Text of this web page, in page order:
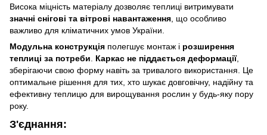
Висока міцність матеріалу дозволяє теплиці витримувати
значні снігові та вітрові навантаження , що особливо
важливо для кліматичних умов України.
Модульна конструкція полегшує монтаж і розширення
теплиці за потреби
Каркас не піддається деформації,
зберігаючи свою форму навіть за тривалого використання. Це
оптимальне рішення для тих, хто шукає довговічну, надійну та
ефективну теплицю для вирощування рослин у будь-яку пору
року.
З'єднання: